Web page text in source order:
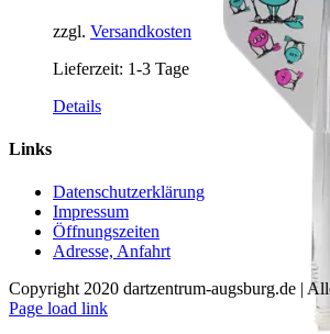
zzgl. Versandkosten
Lieferzeit: 1-3 Tage
Dieses
Varianten
auf.
Die
Optionen
können
auf
der
Produktseite
Details
Links
Datenschutzerklärung
Impressum
Öffnungszeiten
Adresse, Anfahrt
Copyright 2020 dartzentrum-augsburg.de |
Facebook
Instagram
YouTube
Page load link